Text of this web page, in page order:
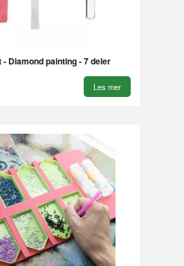
Diamond painting - 7 deler
Les mer